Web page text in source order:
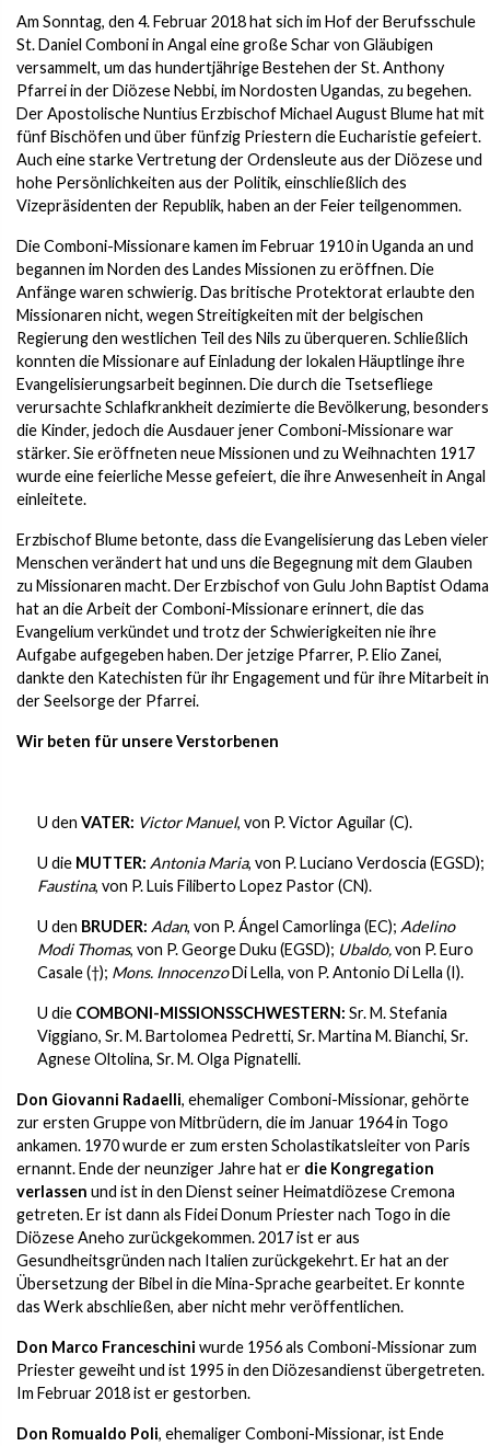
Am Sonntag, den 4. Februar 2018 hat sich im Hof der Berufsschule
St. Daniel Comboni in Angal eine große Schar von Gläubigen
versammelt, um das hundertjährige Bestehen der St. Anthony
Pfarrei in der Diözese Nebbi, im Nordosten Ugandas, zu begehen.
Der Apostolische Nuntius Erzbischof Michael August Blume hat mit
fünf Bischöfen und über fünfzig Priestern die Eucharistie gefeiert.
Auch eine starke Vertretung der Ordensleute aus der Diözese und
hohe Persönlichkeiten aus der Politik, einschließlich des
Vizepräsidenten der Republik, haben an der Feier teilgenommen.
Die Comboni-Missionare kamen im Februar 1910 in Uganda an und
begannen im Norden des Landes Missionen zu eröffnen. Die
Anfänge waren schwierig. Das britische Protektorat erlaubte den
Missionaren nicht, wegen Streitigkeiten mit der belgischen
Regierung den westlichen Teil des Nils zu überqueren. Schließlich
konnten die Missionare auf Einladung der lokalen Häuptlinge ihre
Evangelisierungsarbeit beginnen. Die durch die Tsetsefliege
verursachte Schlafkrankheit dezimierte die Bevölkerung, besonders
die Kinder, jedoch die Ausdauer jener Comboni-Missionare war
stärker. Sie eröffneten neue Missionen und zu Weihnachten 1917
wurde eine feierliche Messe gefeiert, die ihre Anwesenheit in Angal
einleitete.
Erzbischof Blume betonte, dass die Evangelisierung das Leben vieler
Menschen verändert hat und uns die Begegnung mit dem Glauben
zu Missionaren macht. Der Erzbischof von Gulu John Baptist Odama
hat an die Arbeit der Comboni-Missionare erinnert, die das
Evangelium verkündet und trotz der Schwierigkeiten nie ihre
Aufgabe aufgegeben haben. Der jetzige Pfarrer, P. Elio Zanei,
dankte den Katechisten für ihr Engagement und für ihre Mitarbeit in
der Seelsorge der Pfarrei.
Wir beten für unsere Verstorbenen
U den VATER: Victor Manuel, von P. Victor Aguilar (C).
U die MUTTER: Antonia Maria, von P. Luciano Verdoscia (EGSD);
Faustina, von P. Luis Filiberto Lopez Pastor (CN).
U den BRUDER: Adan, von P. Ángel Camorlinga (EC); Adelino
Modi Thomas, von P. George Duku (EGSD); Ubaldo,von P. Euro
Casale (†); Mons. InnocenzoDi Lella, von P. Antonio Di Lella (I).
U die COMBONI-MISSIONSSCHWESTERN: Sr. M. Stefania
Viggiano, Sr. M. Bartolomea Pedretti, Sr. Martina M. Bianchi, Sr.
Agnese Oltolina, Sr. M. Olga Pignatelli.
Don Giovanni Radaelli, ehemaliger Comboni-Missionar, gehörte
zur ersten Gruppe von Mitbrüdern, die im Januar 1964 in Togo
ankamen. 1970 wurde er zum ersten Scholastikatsleiter von Paris
ernannt. Ende der neunziger Jahre hat er die Kongregation
verlassen und ist in den Dienst seiner Heimatdiözese Cremona
getreten. Er ist dann als Fidei Donum Priester nach Togo in die
Diözese Aneho zurückgekommen. 2017 ist er aus
Gesundheitsgründen nach Italien zurückgekehrt. Er hat an der
Übersetzung der Bibel in die Mina-Sprache gearbeitet. Er konnte
das Werk abschließen, aber nicht mehr veröffentlichen.
Don Marco Franceschini wurde 1956 als Comboni-Missionar zum
Priester geweiht und ist 1995 in den Diözesandienst übergetreten.
Im Februar 2018 ist er gestorben.
Don Romualdo Poli, ehemaliger Comboni-Missionar, ist Ende